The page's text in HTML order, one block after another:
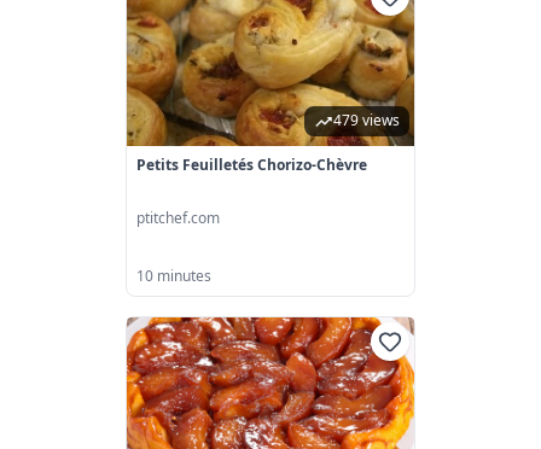
479 views
Petits Feuilletés Chorizo-Chèvre
ptitchef.com
10 minutes